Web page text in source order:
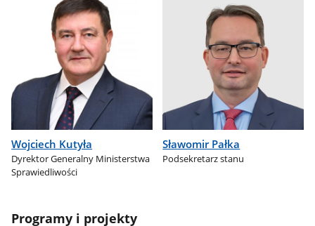
Wojciech Kutyła
Dyrektor Generalny Ministerstwa
Sprawiedliwości
Sławomir Pałka
Podsekretarz stanu
Programy i projekty